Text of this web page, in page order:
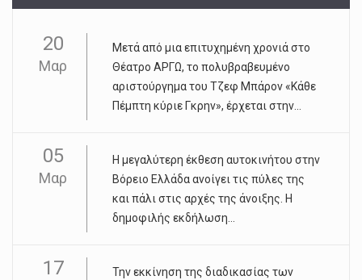
20
Μαρ
Μετά από μια επιτυχημένη χρονιά στο
Θέατρο ΑΡΓΩ, το πολυβραβευμένο
αριστούργημα του Τζεφ Μπάρον «Κάθε
Πέμπτη κύριε Γκρην», έρχεται στην...
05
Μαρ
Η μεγαλύτερη έκθεση αυτοκινήτου στην
Βόρειο Ελλάδα ανοίγει τις πύλες της
και πάλι στις αρχές της άνοιξης. Η
δημοφιλής εκδήλωση...
17 Την εκκίνηση της διαδικασίας των